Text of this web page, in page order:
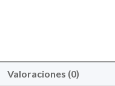
Valoraciones (0)